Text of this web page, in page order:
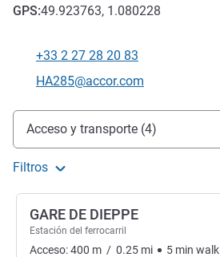
GPS:49.923763, 1.080228
Teléfono
+33 2 27 28 20 83
Correo electrónico de contacto
HA285@accor.com
Acceso y transporte
Acceso y transporte (4)
Filtros
GARE DE DIEPPE
Estación del ferrocarril
Acceso:400 m / 0.25 mi 5 min walk